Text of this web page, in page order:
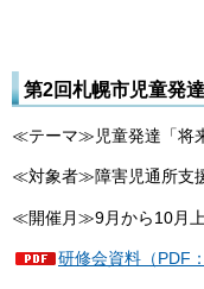
第2回札幌市児童発
≪テーマ≫児童発達「将
≪対象者≫障害児通所支
≪開催月≫9月から10月
研修会資料（PDF